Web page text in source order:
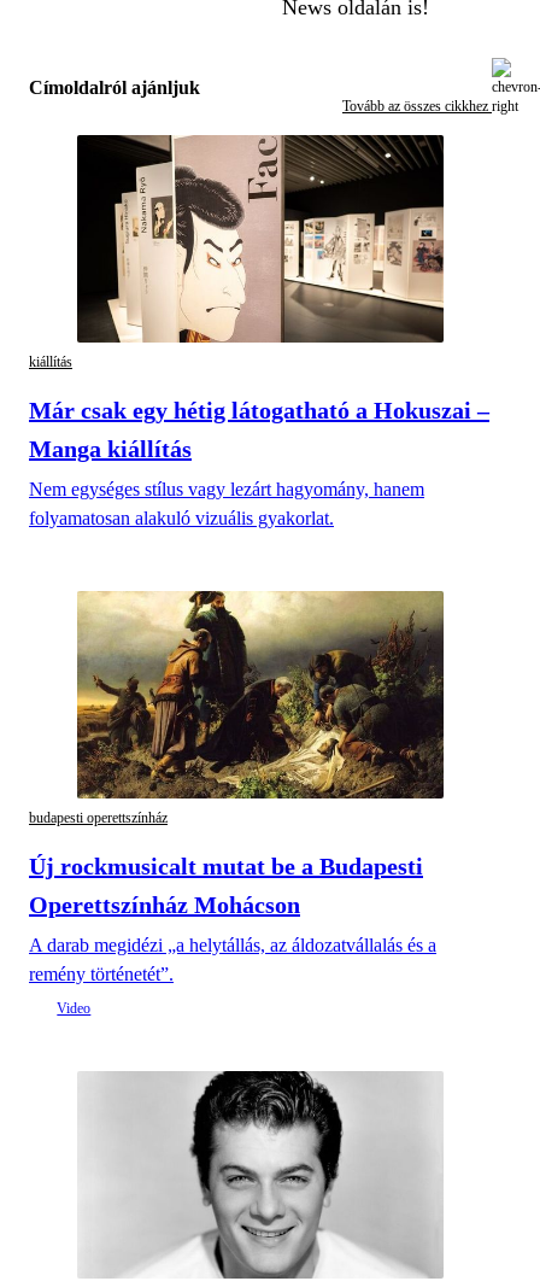
News oldalán is!
Címoldalról ajánljuk
Tovább az összes cikkhez
kiállítás
Már csak egy hétig látogatható a Hokuszai –
Manga kiállítás
Nem egységes stílus vagy lezárt hagyomány, hanem
folyamatosan alakuló vizuális gyakorlat.
budapesti operettszínház
Új rockmusicalt mutat be a Budapesti
Operettszínház Mohácson
A darab megidézi „a helytállás, az áldozatvállalás és a
remény történetét”.